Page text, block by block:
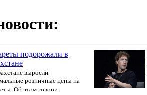
подорожали в
выросли
розничные цены на
Об этом говори...